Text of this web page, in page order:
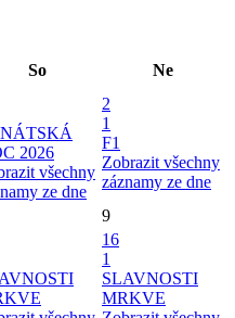
So Ne
2026
všechny
ze dne
2
1
F1
Zobrazit všechny
záznamy ze dne
9
16
1
SLAVNOSTI
MRKVE